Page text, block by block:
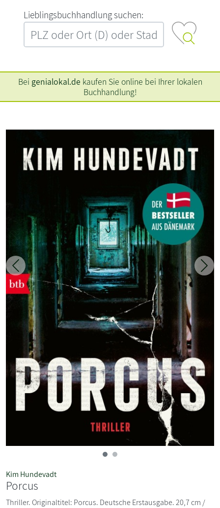
L‍i‍e‍b‍l‍i‍n‍g‍s‍b‍u‍c‍h‍h‍a‍n‍d‍l‍u‍n‍g‍ ‍s‍u‍c‍h‍e‍n‍:‍
Bei genialokal.de kaufen Sie online bei Ihrer lokalen
Buchhandlung!
Zurück
Kim Hundevadt
Porcus
Thriller. Originaltitel: Porcus. Deutsche Erstausgabe. 20,7 cm /